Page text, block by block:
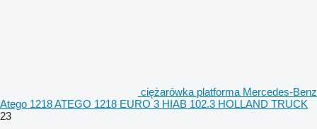
ciężarówka platforma Mercedes-Benz
Atego 1218 ATEGO 1218 EURO 3 HIAB 102.3 HOLLAND TRUCK
23